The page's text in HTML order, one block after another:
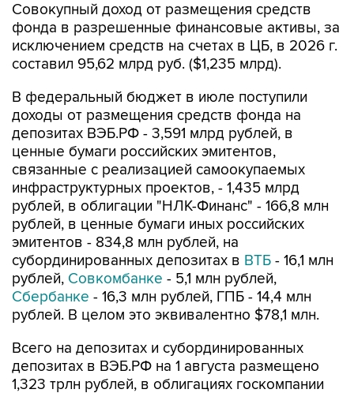
Совокупный доход от размещения средств
фонда в разрешенные финансовые активы, за
исключением средств на счетах в ЦБ, в 2026 г.
составил 95,62 млрд руб. ($1,235 млрд).
В федеральный бюджет в июле поступили
доходы от размещения средств фонда на
депозитах ВЭБ.РФ - 3,591 млрд рублей, в
ценные бумаги российских эмитентов,
связанные с реализацией самоокупаемых
инфраструктурных проектов, - 1,435 млрд
рублей, в облигации "НЛК-Финанс" - 166,8 млн
рублей, в ценные бумаги иных российских
эмитентов - 834,8 млн рублей, на
субординированных депозитах в ВТБ - 16,1 млн
рублей, Совкомбанке - 5,1 млн рублей,
Сбербанке - 16,3 млн рублей, ГПБ - 14,4 млн
рублей. В целом это эквивалентно $78,1 млн.
Всего на депозитах и субординированных
депозитах в ВЭБ.РФ на 1 августа размещено
1,323 трлн рублей, в облигациях госкомпании